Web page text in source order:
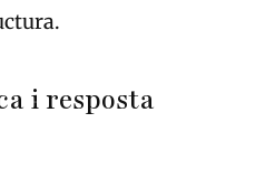
i resposta